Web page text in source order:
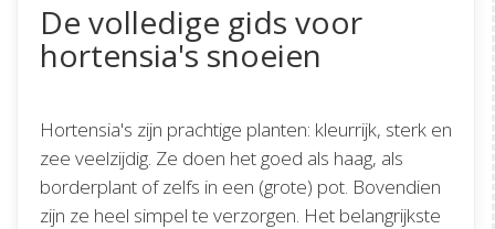
De volledige gids voor
hortensia's snoeien
Hortensia's zijn prachtige planten: kleurrijk, sterk en
zee veelzijdig. Ze doen het goed als haag, als
borderplant of zelfs in een (grote) pot. Bovendien
zijn ze heel simpel te verzorgen. Het belangrijkste